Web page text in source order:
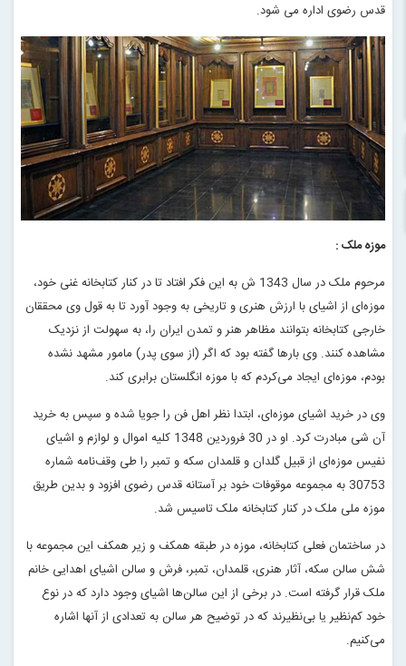
قدس رضوی اداره می شود.
موزه ملک :
مرحوم ملک در سال 1343 ش به این فکر افتاد تا در کنار کتابخانه غنی خود،
موزه‌ای از اشیای با ارزش هنری و تاریخی به وجود آورد تا به قول وی محققان
خارجی کتابخانه بتوانند مظاهر هنر و تمدن ایران را، به سهولت از نزدیک
مشاهده کنند. وی بارها گفته بود که اگر (از سوی پدر) مامور مشهد نشده
بودم، موزه‌ای ایجاد می‌کردم که با موزه انگلستان برابری کند.
وی در خرید اشیای موزه‌ای، ابتدا نظر اهل فن را جویا شده و سپس به خرید
آن شی مبادرت کرد. او در 30 فروردین 1348 کلیه اموال و لوازم و اشیای
نفیس موزه‌ای از قبیل گلدان و قلمدان سکه و تمبر را طی وقف‌نامه شماره
30753 به مجموعه موقوفات خود بر آستانه قدس رضوی افزود و بدین طریق
موزه ملی ملک در کنار کتابخانه ملک تاسیس شد.
در ساختمان فعلی کتابخانه،‌ موزه در طبقه همکف و زیر همکف این مجموعه با
شش سالن سکه، آثار هنری، قلمدان، تمبر، فرش و سالن اشیای اهدایی خانم
ملک قرار گرفته است. در برخی از این سالن‌ها اشیای وجود دارد که در نوع
خود کم‌نظیر یا بی‌نظیرند که در توضیح هر سالن به تعدادی از آنها اشاره
می‌کنیم.